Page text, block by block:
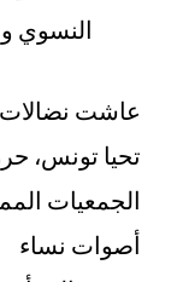
النسوي
عاشت نضالات
تحيا تونس،
الجمعيات
أصوات نساء